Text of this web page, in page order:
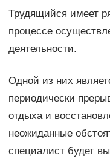
Трудящийся имеет
процессе
деятельности.
Одной из них
периодически
отдыха и
неожиданные
специалист будет